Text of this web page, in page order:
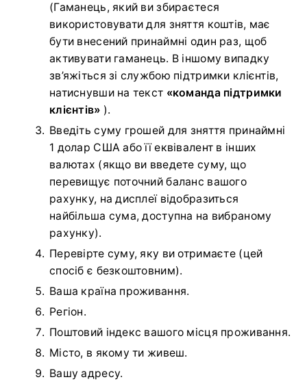
(Гаманець, який ви збираєтеся
використовувати для зняття коштів, має
бути внесений принаймні один раз, щоб
активувати гаманець. В іншому випадку
зв’яжіться зі службою підтримки клієнтів,
натиснувши на текст «команда підтримки
клієнтів» ).
Введіть суму грошей для зняття принаймні
1 долар США або її еквівалент в інших
валютах (якщо ви введете суму, що
перевищує поточний баланс вашого
рахунку, на дисплеї відобразиться
найбільша сума, доступна на вибраному
рахунку).
Перевірте суму, яку ви отримаєте (цей
спосіб є безкоштовним).
Ваша країна проживання.
Регіон.
Поштовий індекс вашого місця проживання.
Місто, в якому ти живеш.
Вашу адресу.